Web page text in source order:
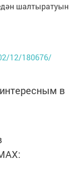
шалтыратуын
12/180676/
в